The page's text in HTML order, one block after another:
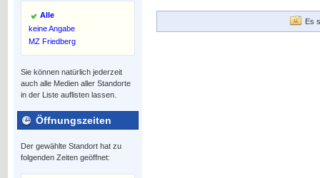
Alle
keine Angabe
MZ Friedberg
Sie können natürlich jederzeit
auch alle Medien aller Standorte
in der Liste auflisten lassen.
Öffnungszeiten
Der gewählte Standort hat zu
folgenden Zeiten geöffnet:
Es